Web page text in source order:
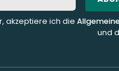
akzeptiere ich die
und